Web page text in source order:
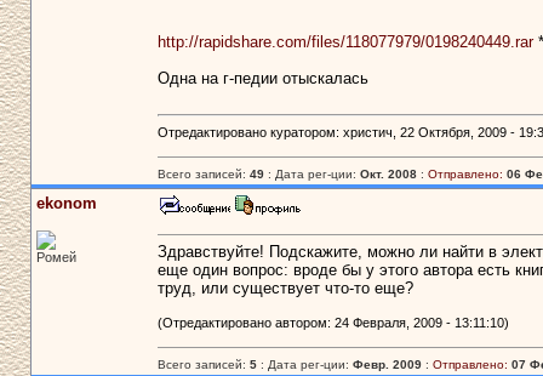
http://rapidshare.com/files/118077979/0198240449.rar*
Одна на г-педии отыскалась
Отредактировано куратором: христич, 22 Октября, 2009 -
Всего записей: 49: Дата рег-ции: Окт. 2008: Отправлено: 06
ekonom
Ромей
Здравствуйте! Подскажите, можно ли найти в
еще один вопрос: вроде бы у этого автора есть
труд, или существует что-то еще?
(Отредактировано автором: 24 Февраля, 2009 - 13:11:10)
Всего записей: 5: Дата рег-ции: Февр. 2009: Отправлено: 07